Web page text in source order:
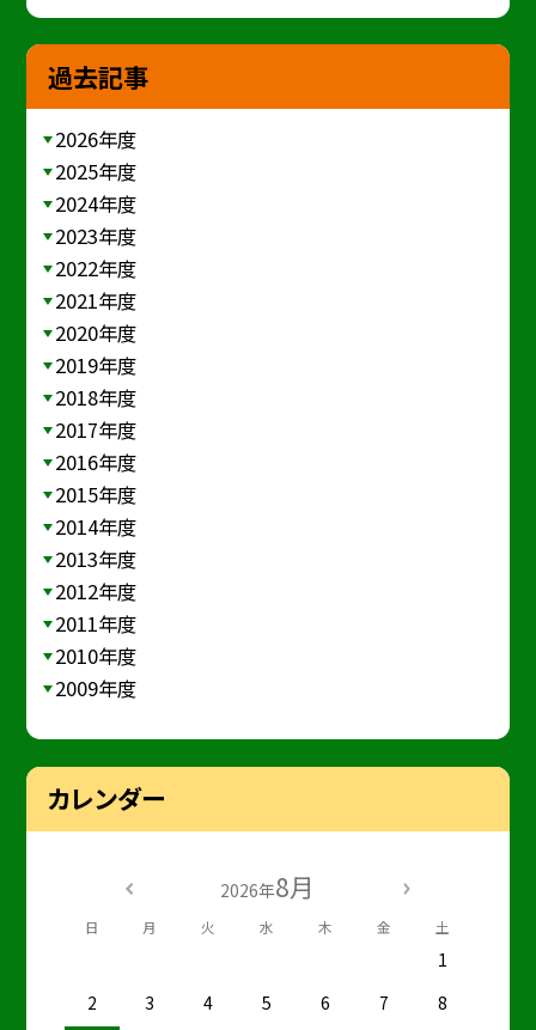
過去記事
2026年度
2025年度
2024年度
2023年度
2022年度
2021年度
2020年度
2019年度
2018年度
2017年度
2016年度
2015年度
2014年度
2013年度
2012年度
2011年度
2010年度
2009年度
カレンダー
2026年8月
日 月 火 水 木 金 土
1
2
3 4 5 6 7
8